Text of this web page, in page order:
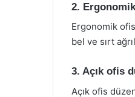
2.
Ergonomik
bel ve sırt
3. Açık ofis
Açık ofis